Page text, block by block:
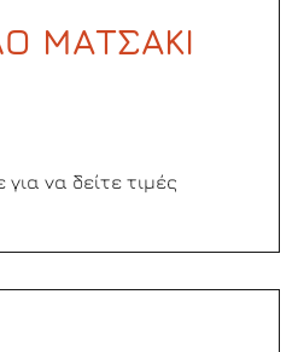
ΜΑΤΣΑΚΙ
να δείτε τιμές